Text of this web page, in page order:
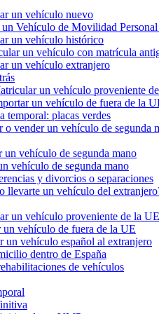
un vehículo nuevo
Vehículo de Movilidad
un vehículo histórico
un vehículo con matrícula
un vehículo extranjero
un vehículo proveniente
un vehículo de fuera de la
temporal: placas verdes
o vender un vehículo de segunda
un vehículo de segunda mano
vehículo de segunda mano
y divorcios o separaciones
llevarte un vehículo del
un vehículo proveniente de la UE
un vehículo de fuera de la UE
un vehículo español al extranjero
dentro de España
de vehículos